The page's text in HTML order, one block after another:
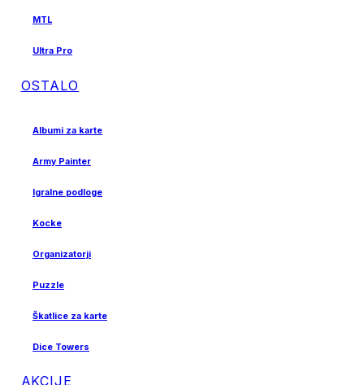
MTL
Ultra Pro
OSTALO
Albumi za karte
Army Painter
Igralne podloge
Kocke
Organizatorji
Puzzle
Škatlice za karte
Dice Towers
AKCIJE